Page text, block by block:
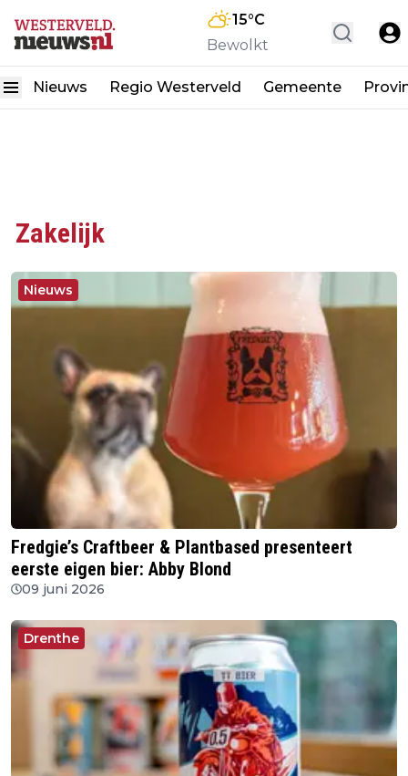
15°C
Bewolkt
Nieuws Regio Westerveld Gemeente
Zakelijk
Nieuws
Fredgie’s Craftbeer & Plantbased presenteert
eerste eigen bier: Abby Blond
09 juni 2026
Drenthe